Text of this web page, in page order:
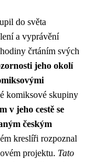
do světa
a vyprávění
črtáním svých
jeho okolí
komiksové skupiny
v jeho cestě se
českým
kreslíři rozpoznal
projektu. Tato